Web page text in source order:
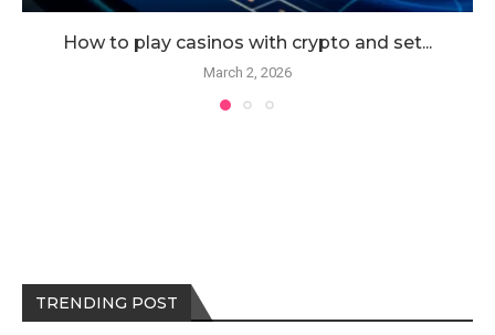
How to play casinos with crypto and set...
March 2, 2026
TRENDING POST